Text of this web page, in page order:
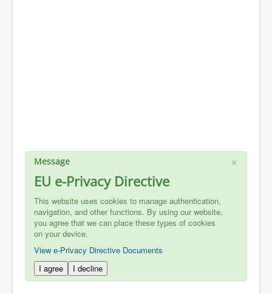
×
Message
EU e-Privacy Directive
This website uses cookies to manage authentication,
navigation, and other functions. By using our website,
you agree that we can place these types of cookies
on your device.
View e-Privacy Directive Documents
I agree
I decline